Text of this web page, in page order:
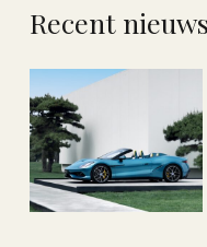
Recent nieuws